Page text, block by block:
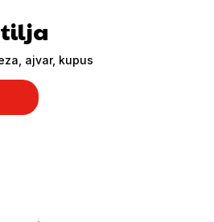
ajvar, kupus